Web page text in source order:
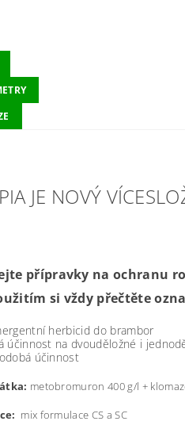
JE NOVÝ
přípravky na ochranu
si vždy přečtěte
herbicid do brambor
účinnost na dvouděložné i
účinnost
metobromuron 400 g/l +
mix formulace CS a SC